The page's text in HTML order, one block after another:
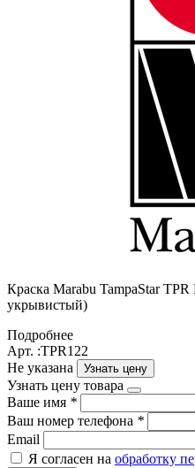
Краска Marabu TampaStar
укрывистый)
Подробнее
Арт. :TPR122
Не указана
Узнать цену
Узнать цену товара
Ваше имя *
Ваш номер телефона *
Email
Я согласен на обработку